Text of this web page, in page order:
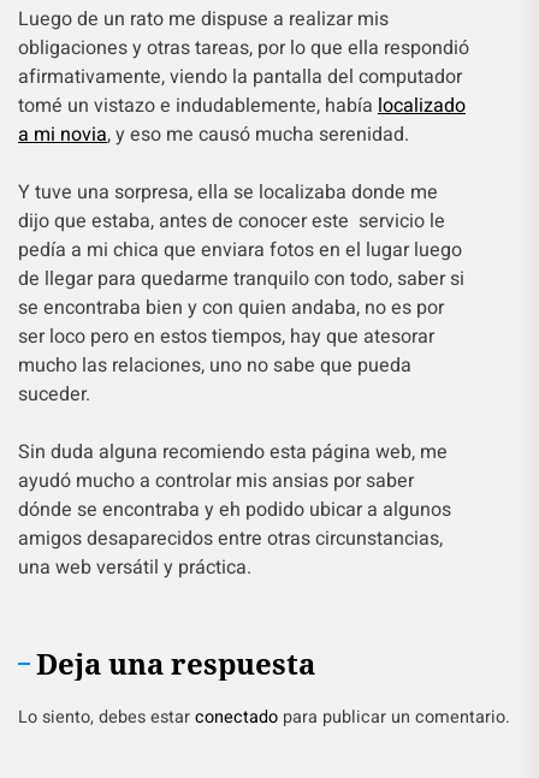
Luego de un rato me dispuse a realizar mis
obligaciones y otras tareas, por lo que ella respondió
afirmativamente, viendo la pantalla del computador
tomé un vistazo e indudablemente, había localizado
a mi novia, y eso me causó mucha serenidad.
Y tuve una sorpresa, ella se localizaba donde me
dijo que estaba, antes de conocer este servicio le
pedía a mi chica que enviara fotos en el lugar luego
de llegar para quedarme tranquilo con todo, saber si
se encontraba bien y con quien andaba, no es por
ser loco pero en estos tiempos, hay que atesorar
mucho las relaciones, uno no sabe que pueda
suceder.
Sin duda alguna recomiendo esta página web, me
ayudó mucho a controlar mis ansias por saber
dónde se encontraba y eh podido ubicar a algunos
amigos desaparecidos entre otras circunstancias,
una web versátil y práctica.
Deja una respuesta
Lo siento, debes estarconectado para publicar un comentario.